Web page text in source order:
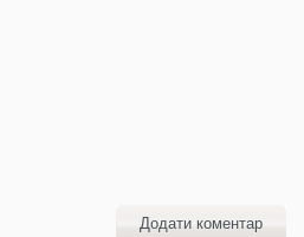
Додати коментар